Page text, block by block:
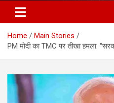
Home
Main Stories
PM मोदी का TMC पर तीखा हमला: